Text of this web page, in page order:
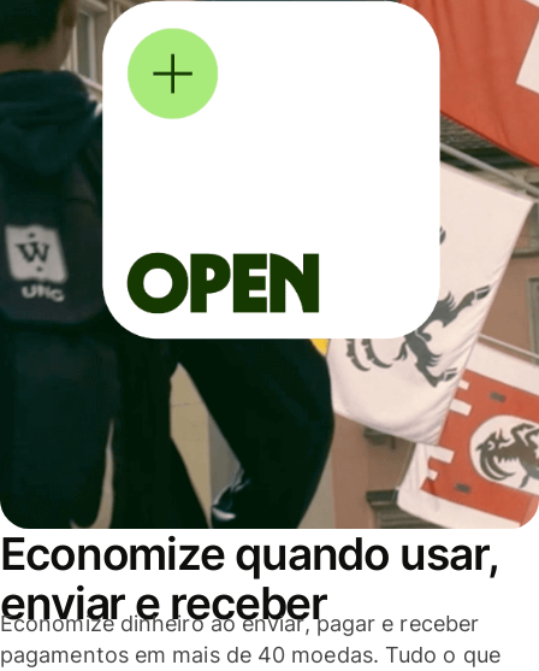
Economize quando usar,
enviar e receber
Economize dinheiro ao enviar, pagar e receber
pagamentos em mais de 40 moedas. Tudo o que